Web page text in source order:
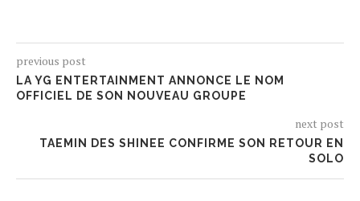
previous post
LA YG ENTERTAINMENT ANNONCE LE NOM
OFFICIEL DE SON NOUVEAU GROUPE
next post
TAEMIN DES SHINEE CONFIRME SON RETOUR EN
SOLO